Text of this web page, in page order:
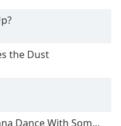
the Dust
Dance With Somebody